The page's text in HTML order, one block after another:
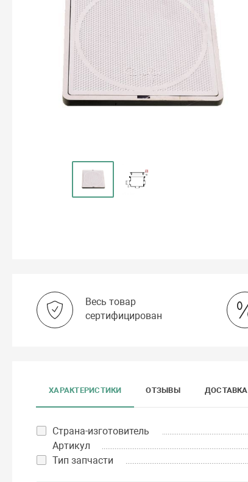
Весь товар
сертифицирован
ХАРАКТЕРИСТИКИ ОТЗЫВЫ ДОСТАВКА
Страна-изготовитель
Артикул
Тип запчасти